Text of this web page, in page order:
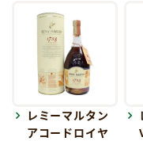
レミーマルタン
アコードロイヤ